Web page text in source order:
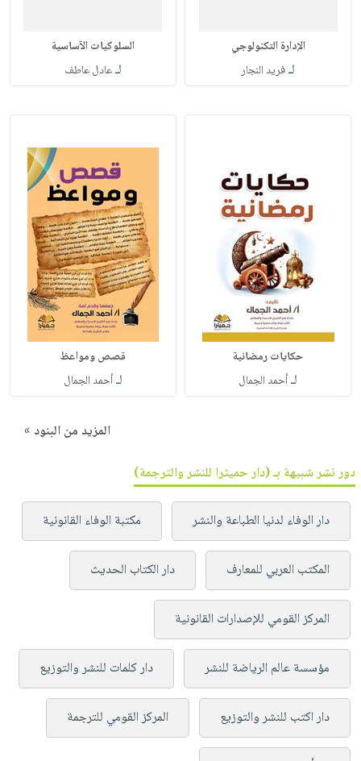
الإدارة التكنولوجي
لـفريد النجار
السلوكيات الآساسية
لـعادل عاطف
حكايات رمضانية
لـأحمد الجمال
قصص ومواعظ
لـأحمد الجمال
المزيد من البنود »
دور نشر شبيهة بـ (دار حميثرا للنشر والترجمة)
دار الوفاء لدنيا الطباعة والنشر مكتبة الوفاء القانونية
المكتب العربي للمعارف دار الكتاب الحديث
المركز القومي للإصدارات القانونية
مؤسسة عالم الرياضة للنشر دار كلمات للنشر والتوزيع
دار اكتب للنشر والتوزيع المركز القومي للترجمة